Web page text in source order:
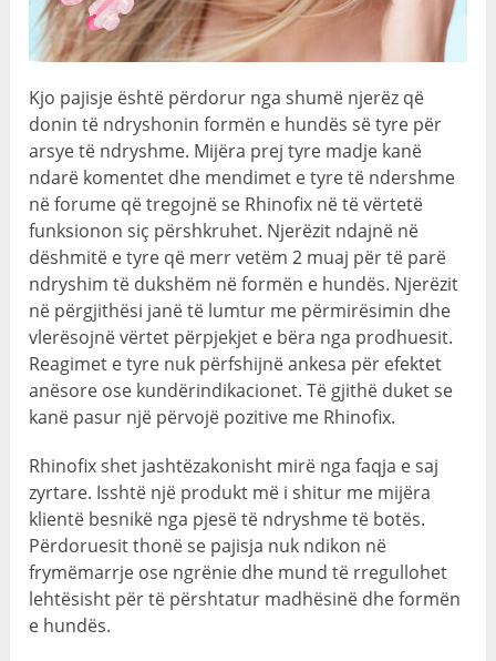
Kjo pajisje është përdorur nga shumë njerëz që
donin të ndryshonin formën e hundës së tyre për
arsye të ndryshme. Mijëra prej tyre madje kanë
ndarë komentet dhe mendimet e tyre të ndershme
në forume që tregojnë se Rhinofix në të vërtetë
funksionon siç përshkruhet. Njerëzit ndajnë në
dëshmitë e tyre që merr vetëm 2 muaj për të parë
ndryshim të dukshëm në formën e hundës. Njerëzit
në përgjithësi janë të lumtur me përmirësimin dhe
vlerësojnë vërtet përpjekjet e bëra nga prodhuesit.
Reagimet e tyre nuk përfshijnë ankesa për efektet
anësore ose kundërindikacionet. Të gjithë duket se
kanë pasur një përvojë pozitive me Rhinofix.
Rhinofix shet jashtëzakonisht mirë nga faqja e saj
zyrtare. Isshtë një produkt më i shitur me mijëra
klientë besnikë nga pjesë të ndryshme të botës.
Përdoruesit thonë se pajisja nuk ndikon në
frymëmarrje ose ngrënie dhe mund të rregullohet
lehtësisht për të përshtatur madhësinë dhe formën
e hundës.